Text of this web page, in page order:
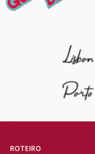
ROTEIRO